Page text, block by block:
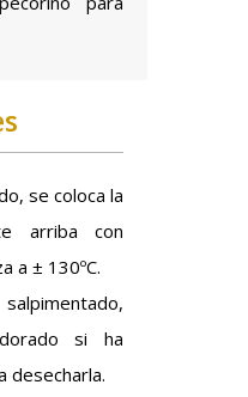
se coloca la
arriba con
a ± 130ºC.
si ha
desecharla.